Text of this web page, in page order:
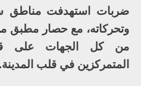
ضربات استهدفت مناطق
وتحركاته، مع حصار
من كل الجهات على
المتمركزين في قلب المدينة.